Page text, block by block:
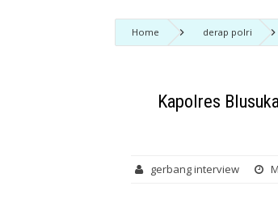
Home derap polri
Kapolres
gerbang interview